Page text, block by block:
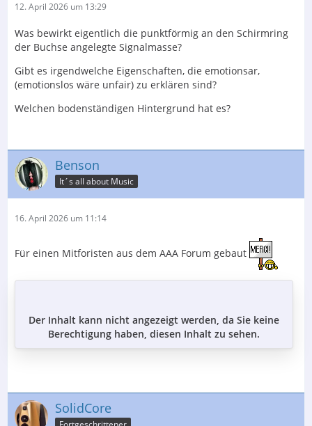
12. April 2026 um 13:29
Was bewirkt eigentlich die punktförmig an den Schirmring
der Buchse angelegte Signalmasse?
Gibt es irgendwelche Eigenschaften, die emotionsar,
(emotionslos wäre unfair) zu erklären sind?
Welchen bodenständigen Hintergrund hat es?
Benson
It´s all about Music
16. April 2026 um 11:14
Für einen Mitforisten aus dem AAA Forum gebaut
Der Inhalt kann nicht angezeigt werden, da Sie keine
Berechtigung haben, diesen Inhalt zu sehen.
SolidCore